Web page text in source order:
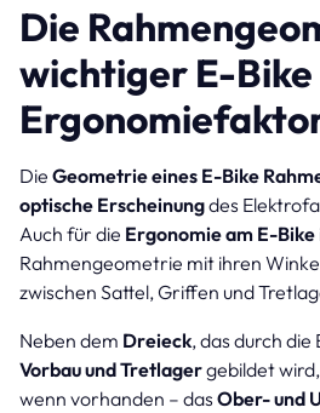
Die
wichtiger E-Bike
Die Geometrie eines E-Bike
optische Erscheinungdes
Auch für die Ergonomie am E-Bike
Rahmengeometrie mit ihren
zwischen Sattel, Griffen und
Neben dem Dreieck, das durch die
Vorbau und Tretlagergebildet
wenn vorhanden – das Ober- und